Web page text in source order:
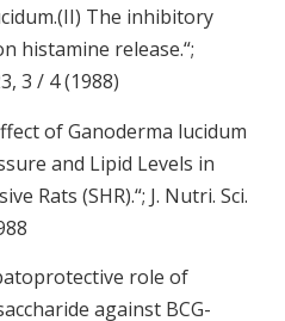
The inhibitory
histamine release.“;
3 / 4 (1988)
of Ganoderma lucidum
and Lipid Levels in
Rats (SHR).“; J. Nutri. Sci.
role of
against BCG-